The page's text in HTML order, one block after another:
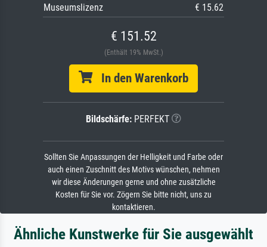
Museumslizenz
€ 15.62
€ 151.52
(Enthält 19% MwSt.)
In den Warenkorb
Bildschärfe: PERFEKT
Sollten Sie Anpassungen der Helligkeit und Farbe oder
auch einen Zuschnitt des Motivs wünschen, nehmen
wir diese Änderungen gerne und ohne zusätzliche
Kosten für Sie vor. Zögern Sie bitte nicht, uns zu
kontaktieren.
Ähnliche Kunstwerke für Sie ausgewählt